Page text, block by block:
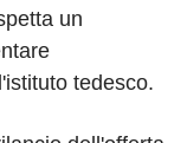
un
tedesco.